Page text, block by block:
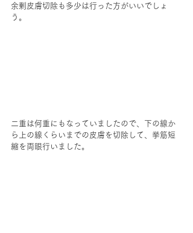
余剰皮膚切除も多少は行った方がいいでしょ
う。
二重は何重にもなっていましたので、下の線か
ら上の線くらいまでの皮膚を切除して、挙筋短
縮を両眼行いました。